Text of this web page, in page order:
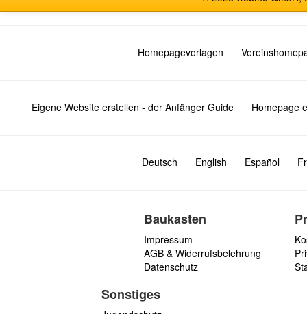
Homepagevorlagen
Eigene Website erstellen - der Anfänger Guide Homepage
Deutsch English Español
Baukasten
Impressum
AGB & Widerrufsbelehrung
Datenschutz
Sonstiges